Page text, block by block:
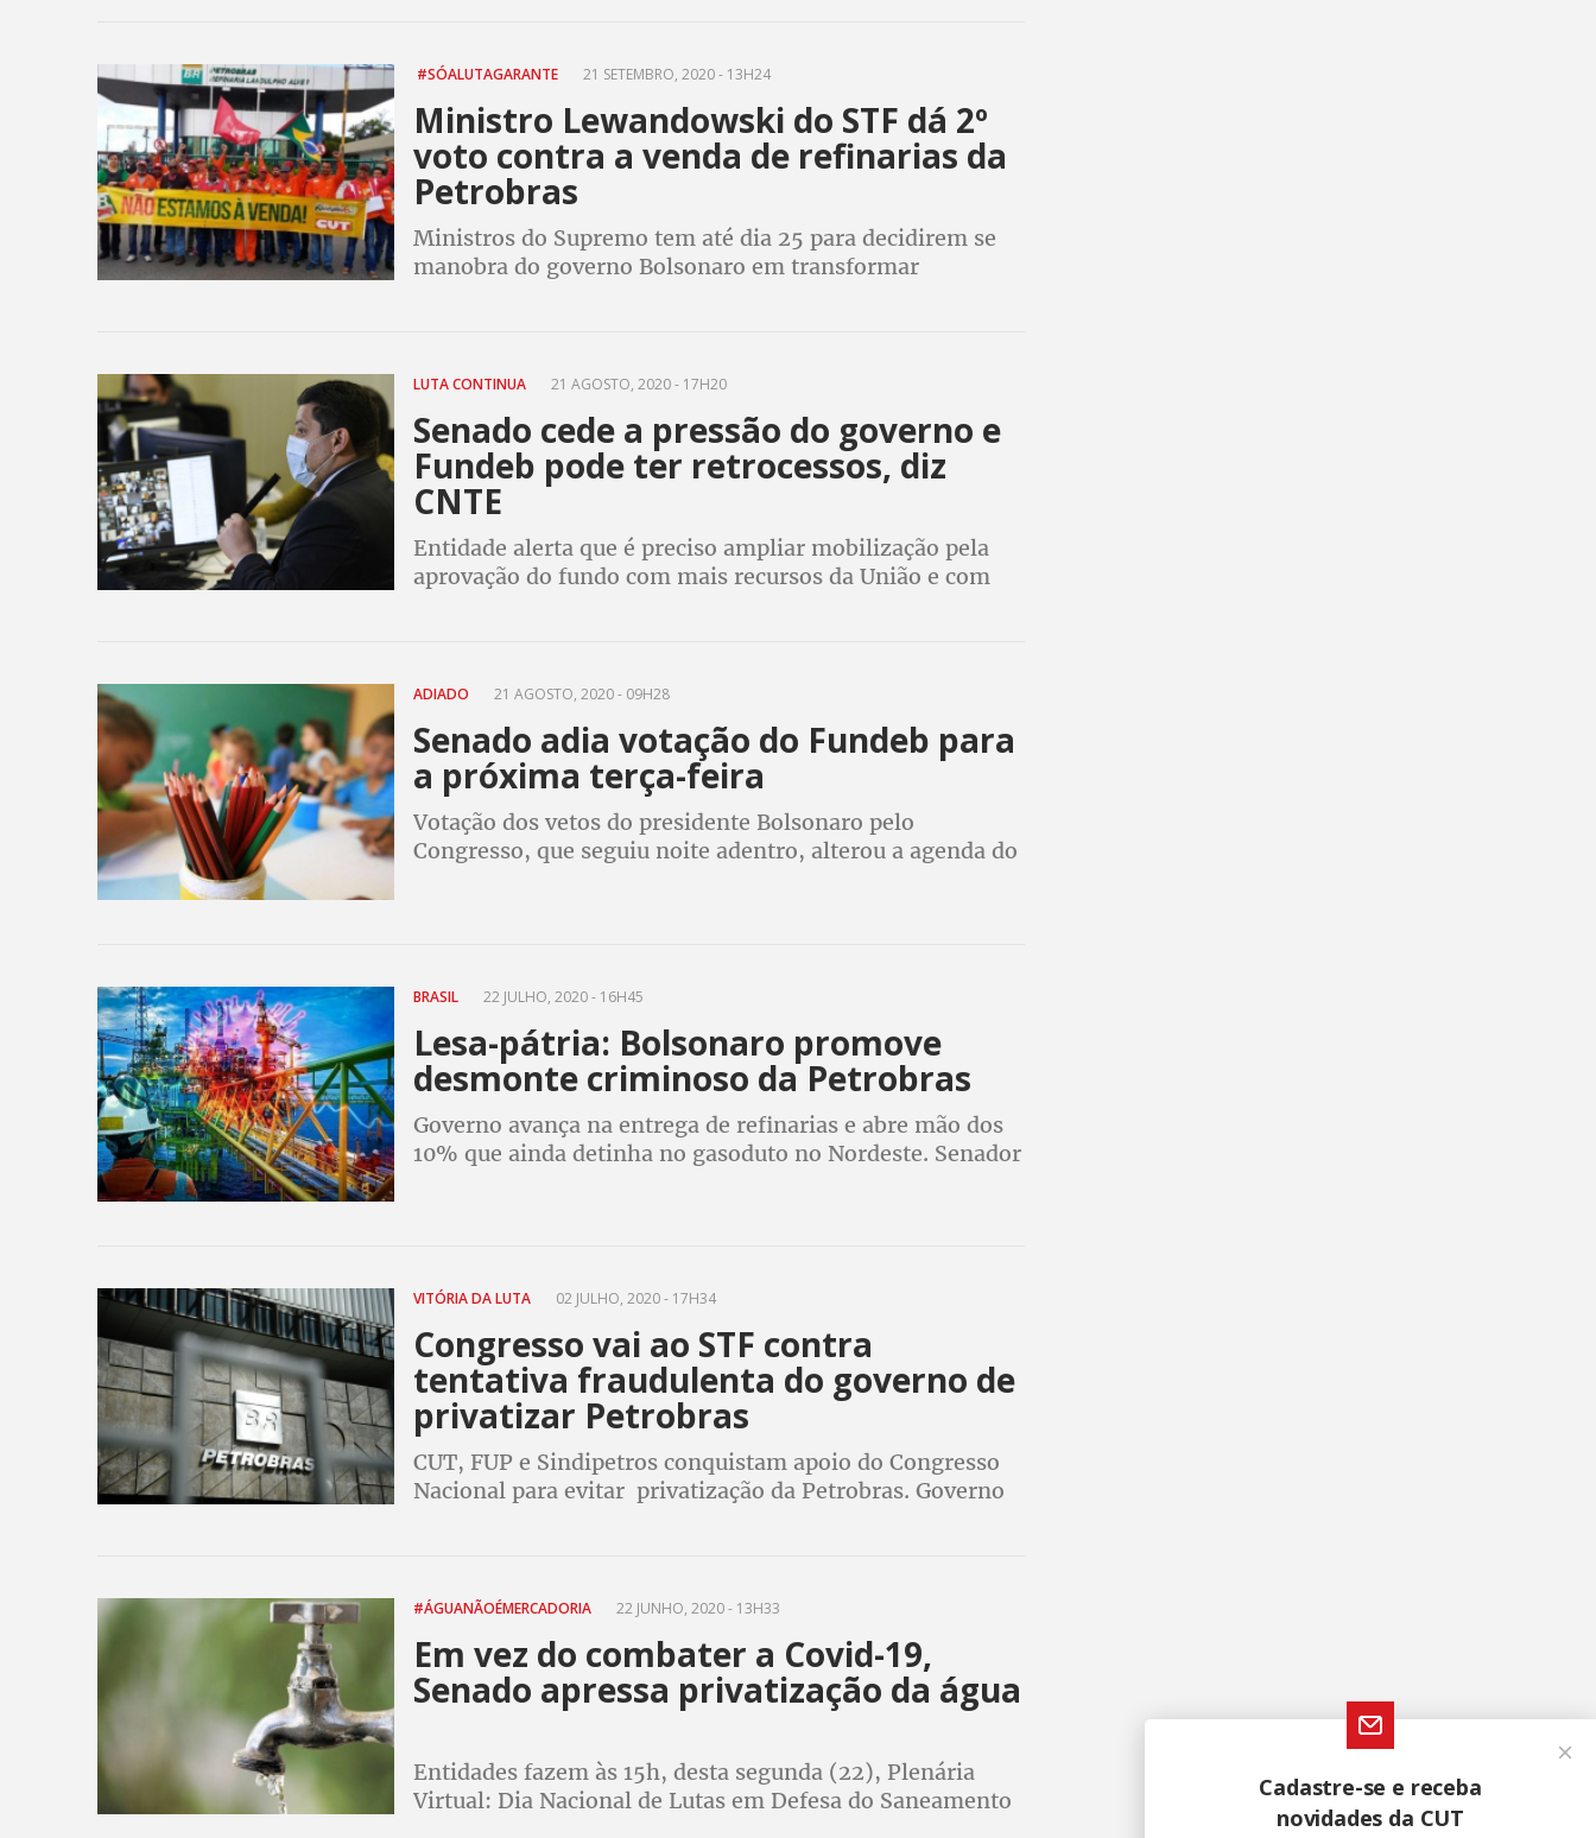
#SÓALUTAGARANTE 21 SETEMBRO, 2020 - 13H24
Ministro Lewandowski do STF dá 2º
voto contra a venda de refinarias da
Petrobras
Ministros do Supremo tem até dia 25 para decidirem se
manobra do governo Bolsonaro em transformar
LUTA CONTINUA 21 AGOSTO, 2020 - 17H20
Senado cede a pressão do governo e
Fundeb pode ter retrocessos, diz
CNTE
Entidade alerta que é preciso ampliar mobilização pela
aprovação do fundo com mais recursos da União e com
ADIADO 21 AGOSTO, 2020 - 09H28
Senado adia votação do Fundeb para
a próxima terça-feira
Votação dos vetos do presidente Bolsonaro pelo
Congresso, que seguiu noite adentro, alterou a agenda do
BRASIL 22 JULHO, 2020 - 16H45
Lesa-pátria: Bolsonaro promove
desmonte criminoso da Petrobras
Governo avança na entrega de refinarias e abre mão dos
10% que ainda detinha no gasoduto no Nordeste. Senador
VITÓRIA DA LUTA 02 JULHO, 2020 - 17H34
Congresso vai ao STF contra
tentativa fraudulenta do governo de
privatizar Petrobras
CUT, FUP e Sindipetros conquistam apoio do Congresso
Nacional para evitar privatização da Petrobras. Governo
#ÁGUANÃOÉMERCADORIA 22 JUNHO, 2020 - 13H33
Em vez do combater a Covid-19,
Senado apressa privatização da água
Entidades fazem às 15h, desta segunda (22), Plenária
Virtual: Dia Nacional de Lutas em Defesa do Saneamento
Cadastre-se e receba
novidades da CUT